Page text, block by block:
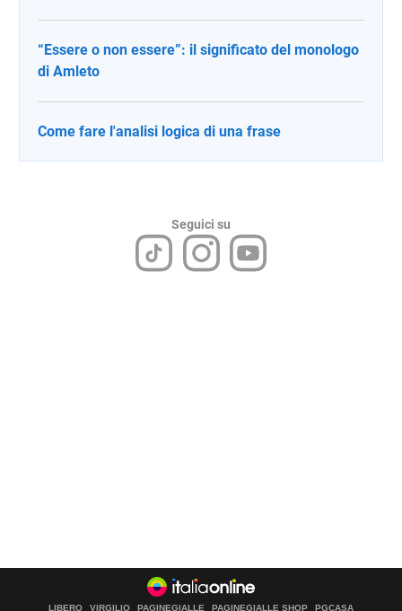
“Essere o non essere”: il significato del monologo
di Amleto
Come fare l'analisi logica di una frase
Seguici su
LIBERO VIRGILIO PAGINEGIALLE PAGINEGIALLE SHOP PGCASA